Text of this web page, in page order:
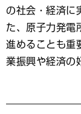
の社会・経済に
た、原子力発電
進めることも重
業振興や経済の